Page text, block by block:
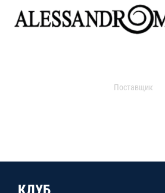
Поставщик